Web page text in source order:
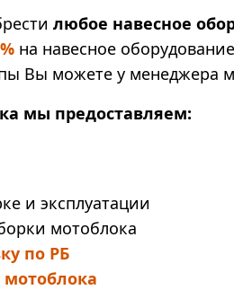
любое навесное
на навесное
Вы можете у менеджера
мы предоставляем:
и эксплуатации
мотоблока
по РБ
мотоблока